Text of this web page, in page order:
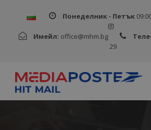
Понеделник - Петък
Имейл: office@mhm.bg
29